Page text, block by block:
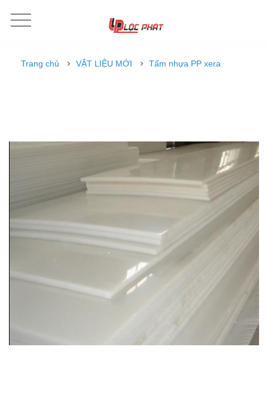
Trang chủ VẬT LIỆU MỚI Tấm nhựa PP xera